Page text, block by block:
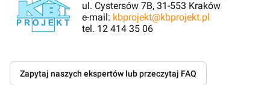
ul. Cystersów 7B, 31-553 Kraków
e-mail: kbprojekt@kbprojekt.pl
tel. 12 414 35 06
Zapytaj naszych ekspertów lub przeczytaj FAQ